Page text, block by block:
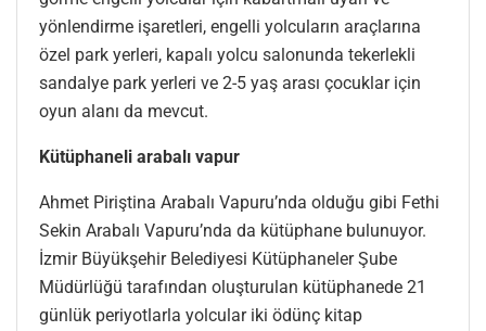
yönlendirme işaretleri, engelli yolcuların araçlarına
özel park yerleri, kapalı yolcu salonunda tekerlekli
sandalye park yerleri ve 2-5 yaş arası çocuklar için
oyun alanı da mevcut.
Kütüphaneli arabalı vapur
Ahmet Piriştina Arabalı Vapuru’nda olduğu gibi Fethi
Sekin Arabalı Vapuru’nda da kütüphane bulunuyor.
İzmir Büyükşehir Belediyesi Kütüphaneler Şube
Müdürlüğü tarafından oluşturulan kütüphanede 21
günlük periyotlarla yolcular iki ödünç kitap